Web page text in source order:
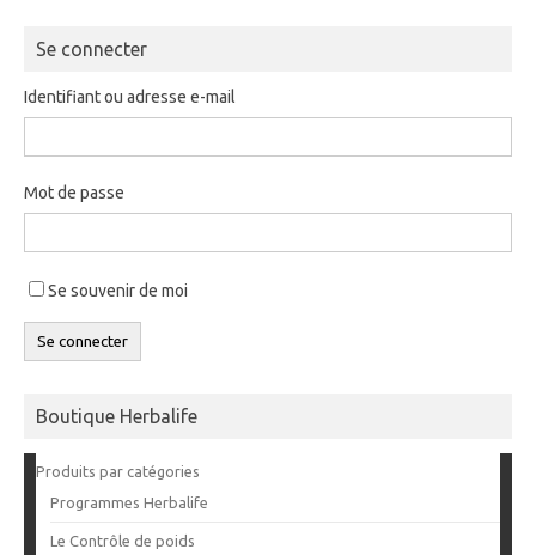
Se connecter
Identifiant ou adresse e-mail
Mot de passe
Se souvenir de moi
Se connecter
Boutique Herbalife
Produits par catégories
Programmes Herbalife
Le Contrôle de poids